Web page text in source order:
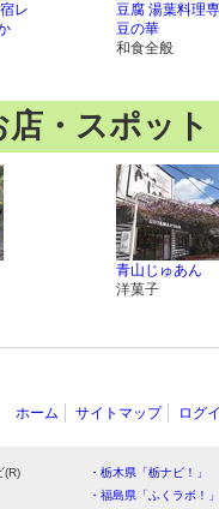
レ
豆腐 湯葉料理
豆の華
和食全般
店・スポット
青山じゅあん
洋菓子
ホーム サイトマップ ログ
(R) ・栃木県「栃ナビ！」
・福島県「ふくラボ！」